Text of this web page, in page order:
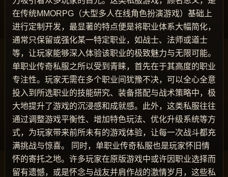
在传统MMORPG（大型多人在线角色扮演游戏）基础上
进行定制开发，最显著的特点便是将职业体系大幅简化，
通常只保留或强化某一特定职业，如战士、法师或道士
等，让玩家能够深入体验该职业的极致魅力与无限可能。
单职业传奇私服之所以受到青睐，首先在于其高度的职业
专注性。玩家无需在多个职业间犹豫不决，可以全心全意
投入到所选职业的技能研究、装备搭配与战术策略中，极
大地提升了游戏的沉浸感和成就感。此外，这类私服往往
通过调整游戏平衡性、增加特色玩法、优化升级系统等方
式，为玩家带来前所未有的游戏体验，让每一次战斗都充
满挑战与惊喜。 同时，单职业传奇私服也是玩家怀旧情
怀的寄托之地。许多玩家在原版游戏中或许因职业选择而
留有遗憾，或是怀念与战友并肩作战的激情岁月，这些私